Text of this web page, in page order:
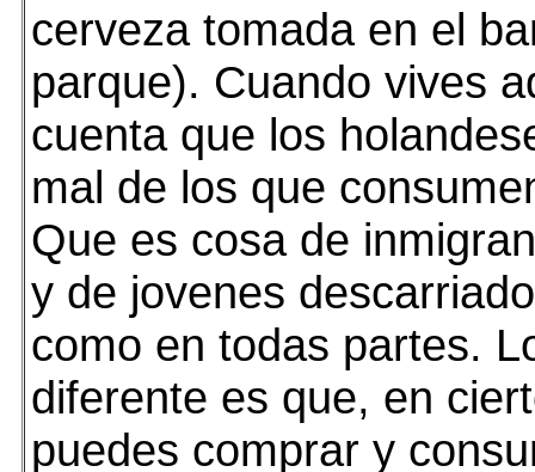
cerveza tomada en el
parque). Cuando vives
cuenta que los
mal de los que
Que es cosa de
y de jovenes
como en todas partes.
diferente es que, en
puedes comprar y